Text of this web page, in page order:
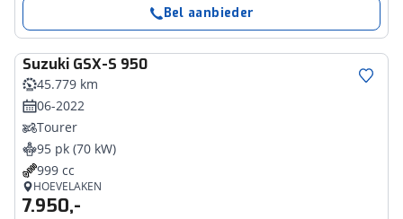
Bel aanbieder
Suzuki GSX-S 950
45.779 km
06-2022
Tourer
95 pk (70 kW)
999 cc
HOEVELAKEN
7.950,-